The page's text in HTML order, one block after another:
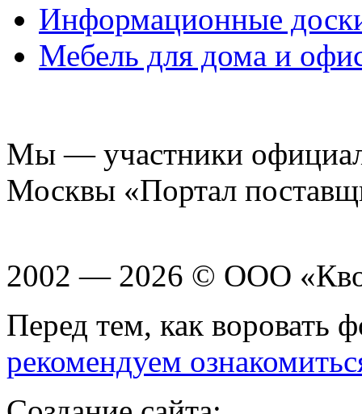
Информационные
Мебель для дома и
Мы — участники
Москвы «Портал
2002 — 2026 © ООО
Перед тем, как воровать
рекомендуем